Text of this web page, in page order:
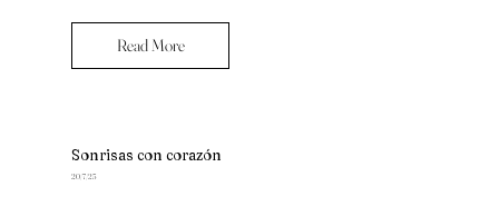
Read More
Sonrisas con corazón
20/7/25